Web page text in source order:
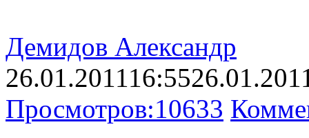
Демидов Александр
26.01.201116:55
Просмотров:10633